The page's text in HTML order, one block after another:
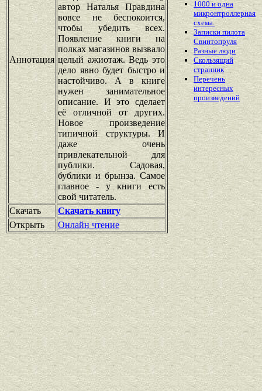
Аннотация
автор Наталья Правдина
вовсе не беспокоится,
чтобы убедить всех.
Появление книги на
полках магазинов вызвало
целый ажиотаж. Ведь это
дело явно будет быстро и
настойчиво. А в книге
нужен занимательное
описание. И это сделает
её отличной от других.
Новое произведение
типичной структуры. И
даже очень
привлекательной для
публики. Садовая,
бублики и брынза. Самое
главное - у книги есть
свой читатель.
Скачать
Скачать книгу
Открыть
Онлайн чтение
1000 и одна
микронтроллерная
схема.
Записки пилота
Свинтопруля
Разные люди
Скользящий
странник
Перечень
интересных
произведений